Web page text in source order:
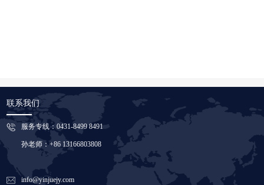
联系我们
服务专线：0431-8499 8491
孙老师：+86 13166803808
info@yinjuejy.com